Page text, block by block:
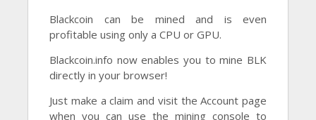
Blackcoin can be mined and is even
profitable using only a CPU or GPU.
Blackcoin.info now enables you to mine BLK
directly in your browser!
Just make a claim and visit the Account page
when you can use the mining console to